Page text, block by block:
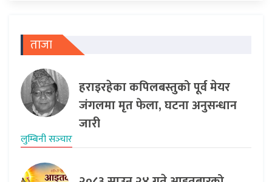
ताजा
हराइरहेका कपिलबस्तुको पूर्व मेयर
जंगलमा मृत फेला, घटना अनुसन्धान
जारी
लुम्बिनी सञ्‍चार